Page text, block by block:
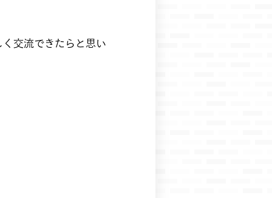
交流できたらと思い